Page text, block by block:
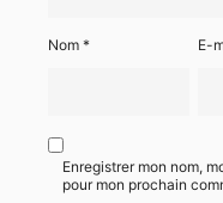
Nom * E-
Enregistrer mon nom,
pour mon prochain